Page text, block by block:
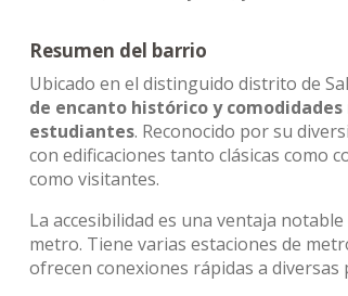
Resumen del barrio
Ubicado en el distinguido distrito de
de encanto histórico y
estudiantes. Reconocido por su
con edificaciones tanto clásicas como
como visitantes.
La accesibilidad es una ventaja
metro. Tiene varias estaciones de
ofrecen conexiones rápidas a diversas